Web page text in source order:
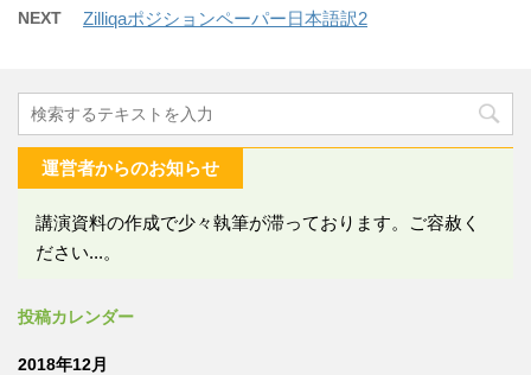
NEXT Zilliqaポジションペーパー日本語訳2
運営者からのお知らせ
講演資料の作成で少々執筆が滞っております。ご容赦く
ださい...。
投稿カレンダー
2018年12月